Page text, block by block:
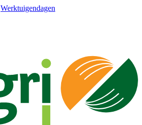
Werktuigendagen